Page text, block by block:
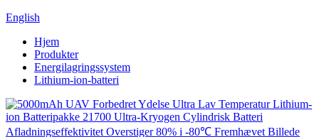
English
Hjem
Produkter
Energilagringssystem
Lithium-ion-batteri